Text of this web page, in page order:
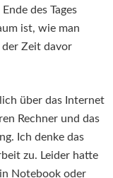
des Tages
ist, wie man
Zeit davor
über das Internet
Rechner und das
Ich denke das
zu. Leider hatte
Notebook oder